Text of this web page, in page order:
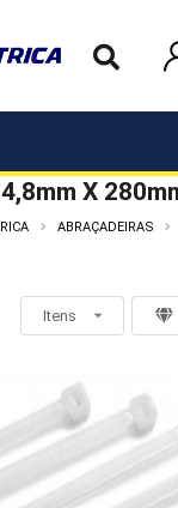
4,8mm X
ABRAÇADEIRAS
Itens